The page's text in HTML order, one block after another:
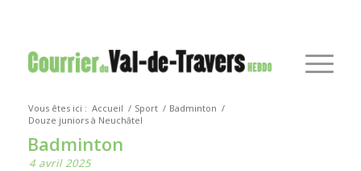
Vous êtes ici : Accueil / Sport / Badminton /
Douze juniors à Neuchâtel
Badminton
4 avril 2025